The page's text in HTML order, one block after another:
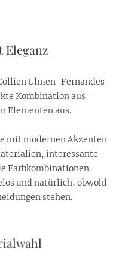
Eleganz
Ulmen-Fernandes
Kombination aus
Elementen aus.
mit modernen Akzenten
interessante
Farbkombinationen.
und natürlich, obwohl
stehen.